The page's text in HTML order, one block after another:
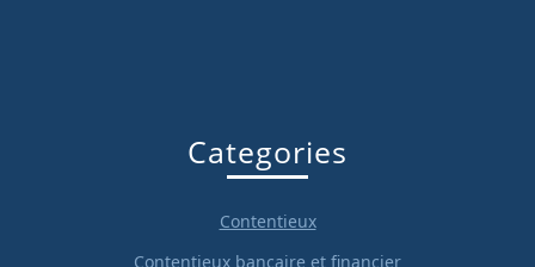
Categories
Contentieux
Contentieux bancaire et financier